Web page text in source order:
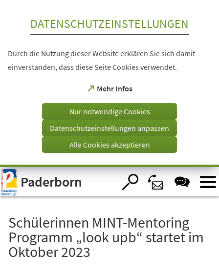
Visuelle
Assistenzsoftware
öffnen.
DATENSCHUTZEINSTELLUNGEN
Durch die Nutzung dieser Website erklären Sie sich damit
einverstanden, dass diese Seite Cookies verwendet.
Mehr Infos
(Öffnet
einem
Tab)
Nur notwendige Cookies
Datenschutzeinstellungen anpassen
Alle Cookies akzeptieren
Paderborn
Schülerinnen MINT-Mentoring
Programm „look upb“ startet im
Oktober 2023